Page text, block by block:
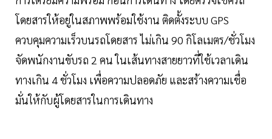
โดยสารให้อยู่ในสภาพพร้อมใช้งาน ติดตั้งระบบ GPS
ควบคุมความเร็วบนรถโดยสาร ไม่เกิน 90 กิโลเมตร/ชั่วโมง
จัดพนักงานขับรถ 2 คน ในเส้นทางสายยาวที่ใช้เวลาเดิน
ทางเกิน 4 ชั่วโมง เพื่อความปลอดภัย และสร้างความเชื่อ
มั่นให้กับผู้โดยสารในการเดินทาง